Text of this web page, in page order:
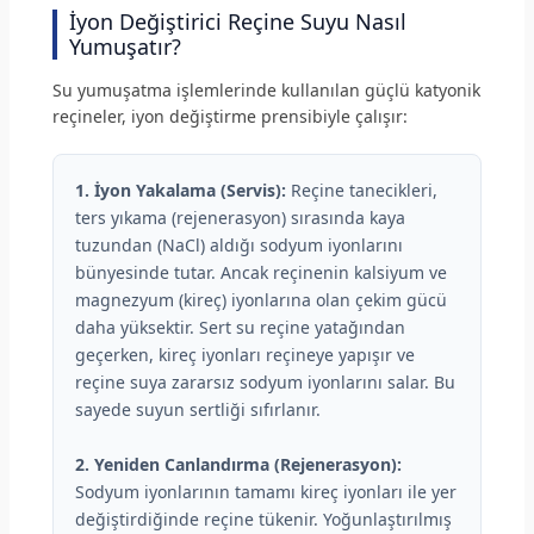
İyon Değiştirici Reçine Suyu Nasıl
Yumuşatır?
Su yumuşatma işlemlerinde kullanılan güçlü katyonik
reçineler, iyon değiştirme prensibiyle çalışır:
1. İyon Yakalama (Servis): Reçine tanecikleri,
ters yıkama (rejenerasyon) sırasında kaya
tuzundan (NaCl) aldığı sodyum iyonlarını
bünyesinde tutar. Ancak reçinenin kalsiyum ve
magnezyum (kireç) iyonlarına olan çekim gücü
daha yüksektir. Sert su reçine yatağından
geçerken, kireç iyonları reçineye yapışır ve
reçine suya zararsız sodyum iyonlarını salar. Bu
sayede suyun sertliği sıfırlanır.
2. Yeniden Canlandırma (Rejenerasyon):
Sodyum iyonlarının tamamı kireç iyonları ile yer
değiştirdiğinde reçine tükenir. Yoğunlaştırılmış